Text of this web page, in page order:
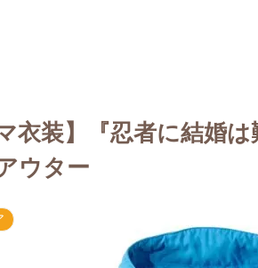
衣装】『忍者に結婚
ウター